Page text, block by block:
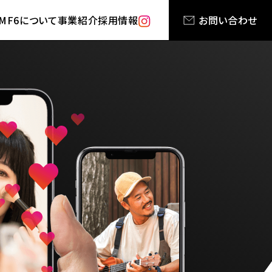
について事業紹介採用情報 お問い合わせ